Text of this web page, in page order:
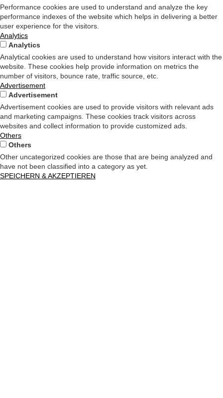
Performance cookies are used to understand and analyze the key
performance indexes of the website which helps in delivering a better
user experience for the visitors.
Analytics
Analytics
Analytical cookies are used to understand how visitors interact with the
website. These cookies help provide information on metrics the
number of visitors, bounce rate, traffic source, etc.
Advertisement
Advertisement
Advertisement cookies are used to provide visitors with relevant ads
and marketing campaigns. These cookies track visitors across
websites and collect information to provide customized ads.
Others
Others
Other uncategorized cookies are those that are being analyzed and
have not been classified into a category as yet.
SPEICHERN & AKZEPTIEREN